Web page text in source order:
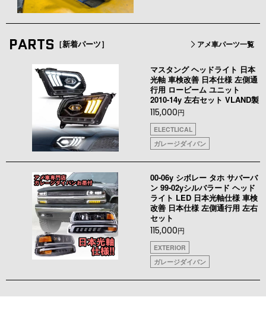
PARTS ［新着パーツ］ アメ車パーツ一覧
マスタング ヘッドライト 日本
光軸 車検改善 日本仕様 左側通
行用 ロービーム ユニット
2010-14y 左右セット VLAND製
115,000円
ELECTLICAL
ガレージダイバン
00-06y シボレー タホ サバーバ
ン 99-02yシルバラード ヘッド
ライト LED 日本光軸仕様 車検
改善 日本仕様 左側通行用 左右
セット
115,000円
EXTERIOR
ガレージダイバン